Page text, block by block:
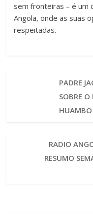
sem fronteiras – é um
Angola, onde as suas
respeitadas.
PADRE
SOBRE
HUAMBO
RADIO
RESUMO